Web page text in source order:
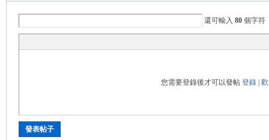
還可輸入 80 個字符
您需要登錄後才可以發帖 登錄|
發表帖子